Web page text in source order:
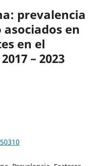
prevalencia
en
en el
– 2023